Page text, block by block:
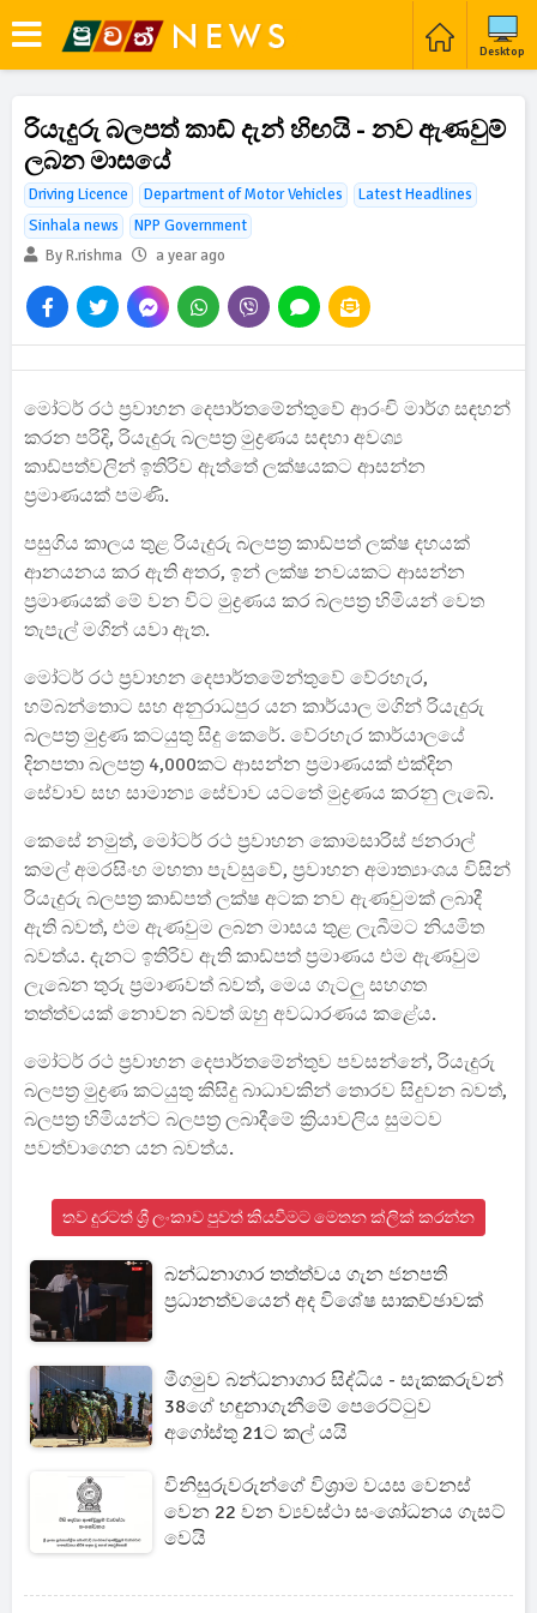
Desktop
රියැදුරු බලපත් කාඩ් දැන් හිඟයි - නව ඇණවුම්
ලබන මාසයේ
Driving Licence Department of Motor Vehicles
Latest Headlines
Sinhala news
NPP Government
By R.rishma
a year ago
මෝටර් රථ ප්‍රවාහන දෙපාර්තමේන්තුවේ ආරංචි මාර්ග සඳහන්
කරන පරිදි, රියැදුරු බලපත්‍ර මුද්‍රණය සඳහා අවශ්‍ය
කාඩ්පත්වලින් ඉතිරිව ඇත්තේ ලක්ෂයකට ආසන්න
ප්‍රමාණයක් පමණි.
පසුගිය කාලය තුළ රියැදුරු බලපත්‍ර කාඩ්පත් ලක්ෂ දහයක්
ආනයනය කර ඇති අතර, ඉන් ලක්ෂ නවයකට ආසන්න
ප්‍රමාණයක් මේ වන විට මුද්‍රණය කර බලපත්‍ර හිමියන් වෙත
තැපැල් මගින් යවා ඇත.
මෝටර් රථ ප්‍රවාහන දෙපාර්තමේන්තුවේ වේරහැර,
හම්බන්තොට සහ අනුරාධපුර යන කාර්යාල මගින් රියැදුරු
බලපත්‍ර මුද්‍රණ කටයුතු සිදු කෙරේ. වේරහැර කාර්යාලයේ
දිනපතා බලපත්‍ර 4,000කට ආසන්න ප්‍රමාණයක් එක්දින
සේවාව සහ සාමාන්‍ය සේවාව යටතේ මුද්‍රණය කරනු ලැබේ.
කෙසේ නමුත්, මෝටර් රථ ප්‍රවාහන කොමසාරිස් ජනරාල්
කමල් අමරසිංහ මහතා පැවසුවේ, ප්‍රවාහන අමාත්‍යාංශය විසින්
රියැදුරු බලපත්‍ර කාඩ්පත් ලක්ෂ අටක නව ඇණවුමක් ලබාදී
ඇති බවත්, එම ඇණවුම ලබන මාසය තුළ ලැබීමට නියමිත
බවත්ය. දැනට ඉතිරිව ඇති කාඩ්පත් ප්‍රමාණය එම ඇණවුම
ලැබෙන තුරු ප්‍රමාණවත් බවත්, මෙය ගැටලු සහගත
තත්ත්වයක් නොවන බවත් ඔහු අවධාරණය කළේය.
මෝටර් රථ ප්‍රවාහන දෙපාර්තමේන්තුව පවසන්නේ, රියැදුරු
බලපත්‍ර මුද්‍රණ කටයුතු කිසිදු බාධාවකින් තොරව සිදුවන බවත්,
බලපත්‍ර හිමියන්ට බලපත්‍ර ලබාදීමේ ක්‍රියාවලිය සුමටව
පවත්වාගෙන යන බවත්ය.
තව දුරටත් ශ්‍රී ලංකාව පුවත් කියවීමට මෙතන ක්ලික් කරන්න
බන්ධනාගාර තත්ත්වය ගැන ජනපති
ප්‍රධානත්වයෙන් අද විශේෂ සාකච්ඡාවක්
මීගමුව බන්ධනාගාර සිද්ධිය - සැකකරුවන්
38ගේ හඳුනාගැනීමේ පෙරෙට්ටුව
අගෝස්තු 21ට කල් යයි
විනිසුරුවරුන්ගේ විශ්‍රාම වයස වෙනස්
වෙන 22 වන ව්‍යවස්ථා සංශෝධනය ගැසට්
වෙයි